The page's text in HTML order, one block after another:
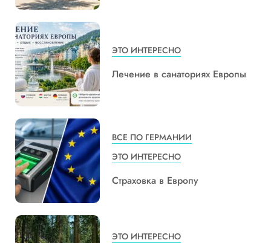
ЭТО ИНТЕРЕСНО
Лечение в санаториях Европы
ВСЕ ПО ГЕРМАНИИ
ЭТО ИНТЕРЕСНО
Страховка в Европу
ЭТО ИНТЕРЕСНО